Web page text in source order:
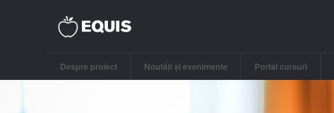
Despre proiect Noutăți și evenimente Portal cursuri